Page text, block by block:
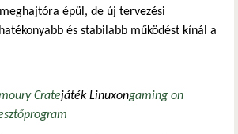
meghajtóra épül, de új tervezési
és stabilabb működést kínál a
Cratejáték Linuxongaming on